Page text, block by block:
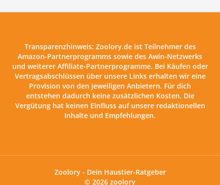
Transparenzhinweis: Zoolory.de ist Teilnehmer des
Amazon-Partnerprogramms sowie des Awin-Netzwerks
und weiterer Affiliate-Partnerprogramme. Bei Käufen oder
Vertragsabschlüssen über unsere Links erhalten wir eine
Provision von den jeweiligen Anbietern. Für dich
entstehen dadurch keine zusätzlichen Kosten. Die
Vergütung hat keinen Einfluss auf unsere redaktionellen
Inhalte und Empfehlungen.
Zoolory - Dein Haustier-Ratgeber
© 2026 zoolory